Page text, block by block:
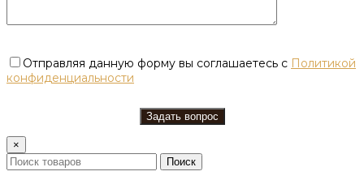
Отправляя данную форму вы соглашаетесь с Политикой
конфиденциальности
×
Поиск